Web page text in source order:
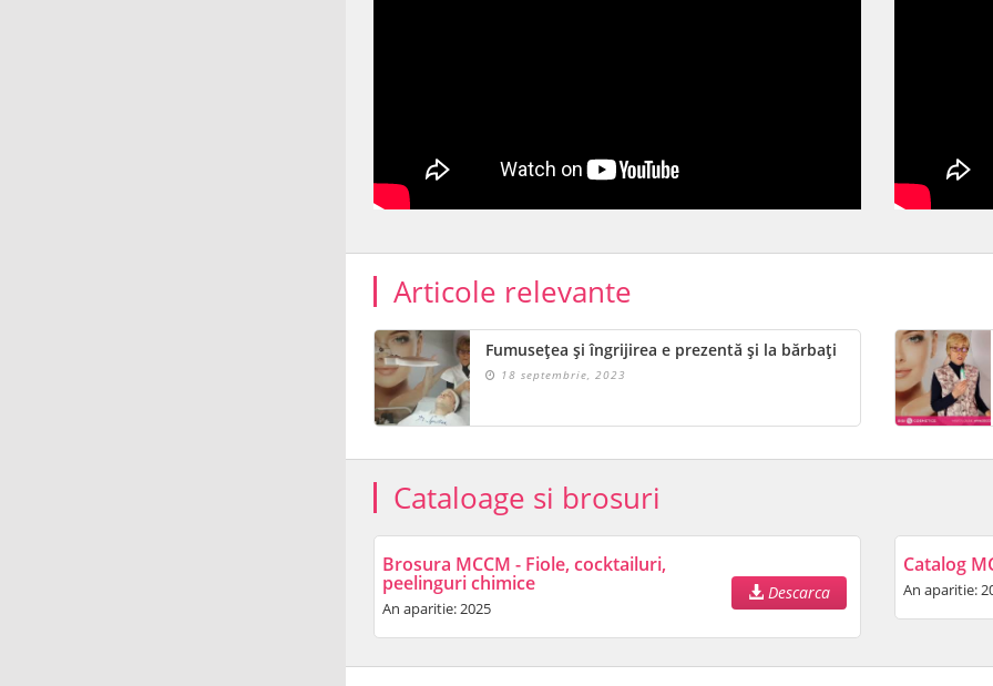
Articole relevante
Fumusețea și îngrijirea e prezentă și la bărbați
18 septembrie, 2023
Cataloage si brosuri
Brosura MCCM - Fiole, cocktailuri,
peelinguri chimice
An aparitie: 2025
Descarca
Catalog
An aparitie: